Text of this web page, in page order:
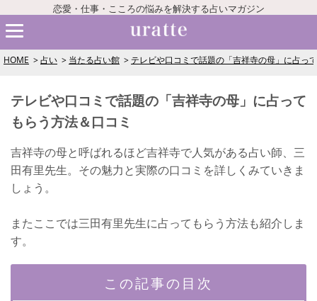
恋愛・仕事・こころの悩みを解決する占いマガジン
HOME 占い 当たる占い館 テレビや口コミで話題の「吉祥寺の母」に占っ
テレビや口コミで話題の「吉祥寺の母」に占って
もらう方法＆口コミ
吉祥寺の母と呼ばれるほど吉祥寺で人気がある占い師、三
田有里先生。その魅力と実際の口コミを詳しくみていきま
しょう。
またここでは三田有里先生に占ってもらう方法も紹介しま
す。
この記事の目次